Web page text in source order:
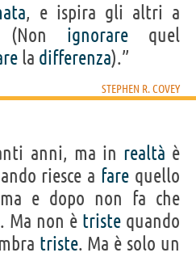
, e ispira gli altri a
(Non ignorarequel
la differenza).”
STEPHEN R. COVEY
anni, ma in realtà è
riesce a fare quello
e dopo non fa che
. Ma non è triste quando
triste. Ma è solo un